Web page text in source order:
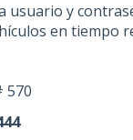
usuario y
en tiempo
570